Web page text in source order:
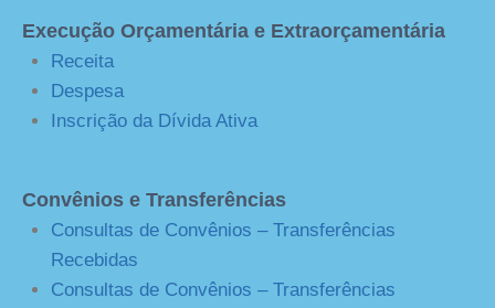
Execução Orçamentária e Extraorçamentária
Receita
Despesa
Inscrição da Dívida Ativa
Convênios e Transferências
Consultas de Convênios – Transferências
Recebidas
Consultas de Convênios – Transferências